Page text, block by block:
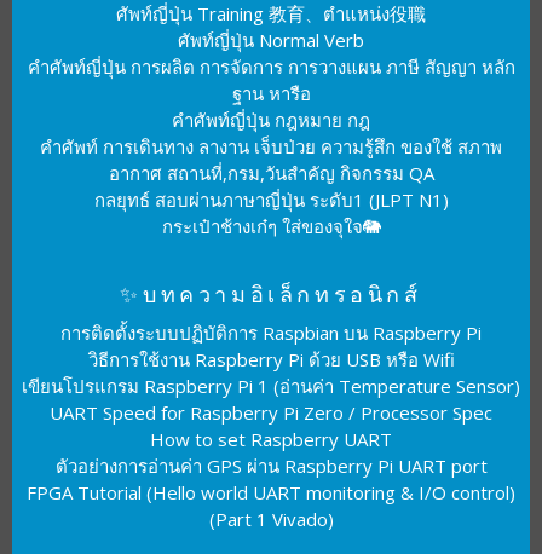
ศัพท์ญี่ปุ่น Training 教育、ตำแหน่ง役職
ศัพท์ญี่ปุ่น Normal Verb
คำศัพท์ญี่ปุ่น การผลิต การจัดการ การวางแผน ภาษี สัญญา หลัก
ฐาน หารือ
คำศัพท์ญี่ปุ่น กฎหมาย กฎ
คำศัพท์ การเดินทาง ลางาน เจ็บป่วย ความรู้สึก ของใช้ สภาพ
อากาศ สถานที่,กรม,วันสำคัญ กิจกรรม QA
กลยุทธ์ สอบผ่านภาษาญี่ปุ่น ระดับ1 (JLPT N1)
กระเป๋าช้างเก๋ๆ ใส่ของจุใจ🐘
✨บทความอิเล็กทรอนิกส์
การติดตั้งระบบปฏิบัติการ Raspbian บน Raspberry Pi
วิธีการใช้งาน Raspberry Pi ด้วย USB หรือ Wifi
เขียนโปรแกรม Raspberry Pi 1 (อ่านค่า Temperature Sensor)
UART Speed for Raspberry Pi Zero / Processor Spec
How to set Raspberry UART
ตัวอย่างการอ่านค่า GPS ผ่าน Raspberry Pi UART port
FPGA Tutorial (Hello world UART monitoring & I/O control)
(Part 1 Vivado)